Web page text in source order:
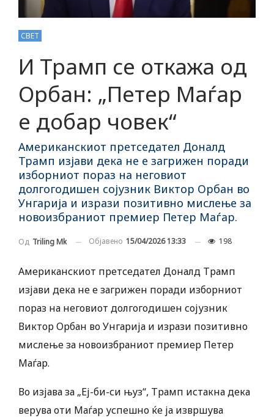
СВЕТ
И Трамп се откажа од
Орбан: „Петер Маѓар
е добар човек“
Американскиот претседател Доналд
Трамп изјави дека не е загрижен поради
изборниот пораз на неговиот
долгогодишен сојузник Виктор Орбан во
Унгарија и изрази позитивно мислење за
новоизбраниот премиер Петер Маѓар.
Од Triling Mk Објавено 15/04/2026 13:33 198
Американскиот претседател Доналд Трамп
изјави дека не е загрижен поради изборниот
пораз на неговиот долгогодишен сојузник
Виктор Орбан во Унгарија и изрази позитивно
мислење за новоизбраниот премиер Петер
Маѓар.
Во изјава за „Еј-би-си њуз“, Трамп истакна дека
верува оти Маѓар успешно ќе ја извршува